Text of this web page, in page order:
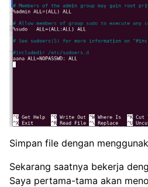
Simpan file dengan
Sekarang saatnya bekerja
Saya pertama-tama akan